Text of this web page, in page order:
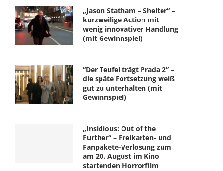
„Jason Statham – Shelter“ –
kurzweilige Action mit
wenig innovativer Handlung
(mit Gewinnspiel)
“Der Teufel trägt Prada 2” –
die späte Fortsetzung weiß
gut zu unterhalten (mit
Gewinnspiel)
„Insidious: Out of the
Further“ – Freikarten- und
Fanpakete-Verlosung zum
am 20. August im Kino
startenden Horrorfilm